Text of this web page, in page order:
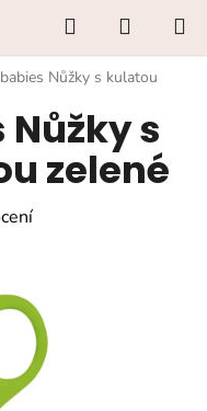
Hledat
KOŠÍK
Nůžky s kulatou
s
zelené